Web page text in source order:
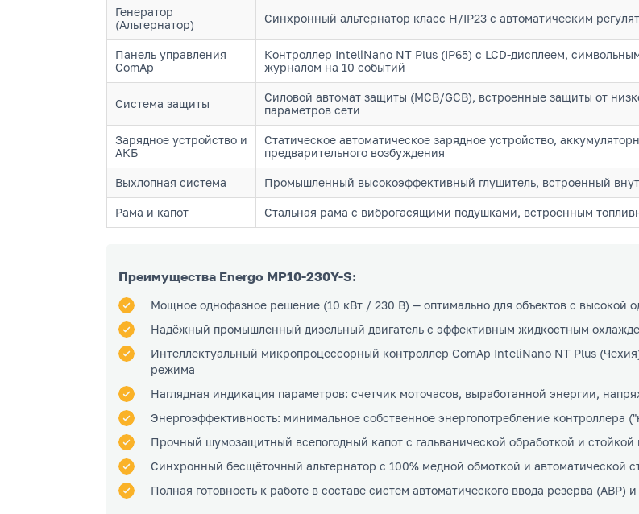
Генератор
(Альтернатор)
Синхронный альтернатор класс H/IP23 с автоматическим
Панель управления
ComAp
Контроллер InteliNano NT Plus (IP65) с LCD-дисплеем,
журналом на 10 событий
Система защиты
Силовой автомат защиты (MCB/GCB), встроенные защиты от
параметров сети
Зарядное устройство и
АКБ
Статическое автоматическое зарядное устройство,
предварительного возбуждения
Выхлопная система Промышленный высокоэффективный глушитель, встроенный
Рама и капот Стальная рама с виброгасящими подушками, встроенным
Преимущества Energo MP10-230Y-S:
Мощное однофазное решение (10 кВт / 230 В) — оптимально для объектов с высокой
Надёжный промышленный дизельный двигатель с эффективным жидкостным
Интеллектуальный микропроцессорный контроллер ComAp InteliNano NT Plus
режима
Наглядная индикация параметров: счетчик моточасов, выработанной энергии,
Энергоэффективность: минимальное собственное энергопотребление контроллера
Прочный шумозащитный всепогодный капот с гальванической обработкой и
Синхронный бесщёточный альтернатор с 100% медной обмоткой и автоматической
Полная готовность к работе в составе систем автоматического ввода резерва